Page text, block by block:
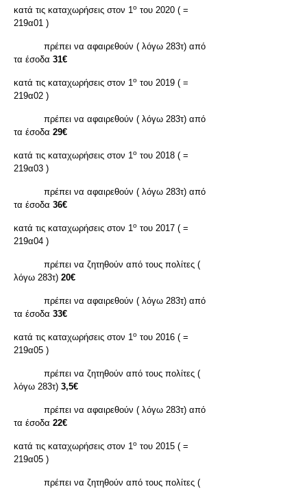
κατά τις καταχωρήσεις στον 1ο του 2020 ( =
219α01 )
πρέπει να αφαιρεθούν ( λόγω 283τ) από
τα έσοδα 31€
κατά τις καταχωρήσεις στον 1ο του 2019 ( =
219α02 )
πρέπει να αφαιρεθούν ( λόγω 283τ) από
τα έσοδα 29€
κατά τις καταχωρήσεις στον 1ο του 2018 ( =
219α03 )
πρέπει να αφαιρεθούν ( λόγω 283τ) από
τα έσοδα 36€
κατά τις καταχωρήσεις στον 1ο του 2017 ( =
219α04 )
πρέπει να ζητηθούν από τους πολίτες (
λόγω 283τ) 20€
πρέπει να αφαιρεθούν ( λόγω 283τ) από
τα έσοδα 33€
κατά τις καταχωρήσεις στον 1ο του 2016 ( =
219α05 )
πρέπει να ζητηθούν από τους πολίτες (
λόγω 283τ) 3,5€
πρέπει να αφαιρεθούν ( λόγω 283τ) από
τα έσοδα 22€
κατά τις καταχωρήσεις στον 1ο του 2015 ( =
219α05 )
πρέπει να ζητηθούν από τους πολίτες (